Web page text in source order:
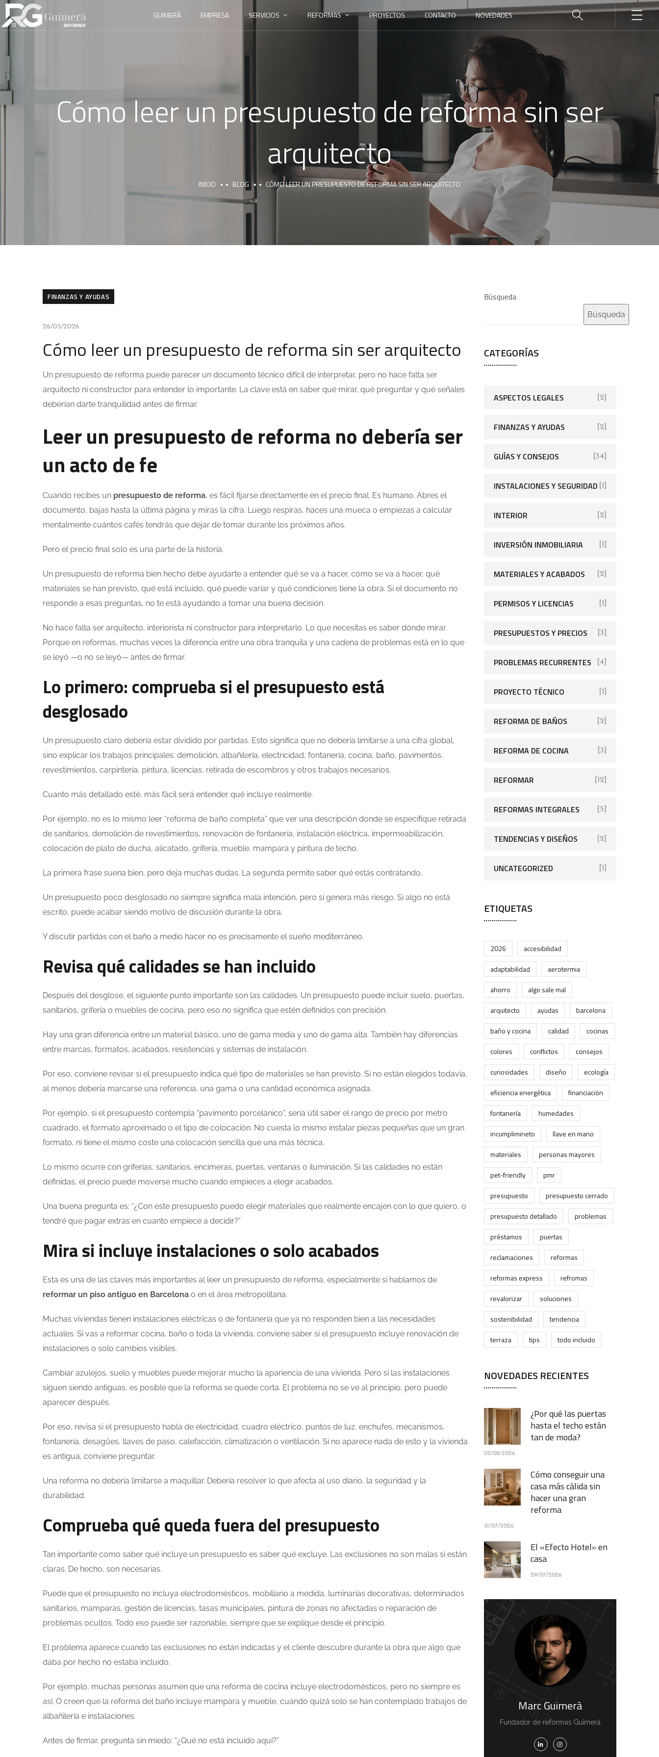
GUIMERÀ EMPRESA SERVICIOS REFORMAS PROYECTOS CONTACTO NOVEDADES
Cómo leer un presupuesto de reforma sin ser
arquitecto
INICIO BLOG CÓMO LEER UN PRESUPUESTO DE REFORMA SIN SER ARQUITECTO
FINANZAS Y AYUDAS
26/05/2026
Cómo leer un presupuesto de reforma sin ser arquitecto
Un presupuesto de reforma puede parecer un documento técnico difícil de interpretar, pero no hace falta ser
arquitecto ni constructor para entender lo importante. La clave está en saber qué mirar, qué preguntar y qué señales
deberían darte tranquilidad antes de firmar.
Leer un presupuesto de reforma no debería ser
un acto de fe
Cuando recibes un presupuesto de reforma, es fácil fijarse directamente en el precio final. Es humano. Abres el
documento, bajas hasta la última página y miras la cifra. Luego respiras, haces una mueca o empiezas a calcular
mentalmente cuántos cafés tendrás que dejar de tomar durante los próximos años.
Pero el precio final solo es una parte de la historia.
Un presupuesto de reforma bien hecho debe ayudarte a entender qué se va a hacer, cómo se va a hacer, qué
materiales se han previsto, qué está incluido, qué puede variar y qué condiciones tiene la obra. Si el documento no
responde a esas preguntas, no te está ayudando a tomar una buena decisión.
No hace falta ser arquitecto, interiorista ni constructor para interpretarlo. Lo que necesitas es saber dónde mirar.
Porque en reformas, muchas veces la diferencia entre una obra tranquila y una cadena de problemas está en lo que
se leyó —o no se leyó— antes de firmar.
Lo primero: comprueba si el presupuesto está
desglosado
Un presupuesto claro debería estar dividido por partidas. Esto significa que no debería limitarse a una cifra global,
sino explicar los trabajos principales: demolición, albañilería, electricidad, fontanería, cocina, baño, pavimentos,
revestimientos, carpintería, pintura, licencias, retirada de escombros y otros trabajos necesarios.
Cuanto más detallado esté, más fácil será entender qué incluye realmente.
Por ejemplo, no es lo mismo leer “reforma de baño completa” que ver una descripción donde se especifique retirada
de sanitarios, demolición de revestimientos, renovación de fontanería, instalación eléctrica, impermeabilización,
colocación de plato de ducha, alicatado, grifería, mueble, mampara y pintura de techo.
La primera frase suena bien, pero deja muchas dudas. La segunda permite saber qué estás contratando.
Un presupuesto poco desglosado no siempre significa mala intención, pero sí genera más riesgo. Si algo no está
escrito, puede acabar siendo motivo de discusión durante la obra.
Y discutir partidas con el baño a medio hacer no es precisamente el sueño mediterráneo.
Revisa qué calidades se han incluido
Después del desglose, el siguiente punto importante son las calidades. Un presupuesto puede incluir suelo, puertas,
sanitarios, grifería o muebles de cocina, pero eso no significa que estén definidos con precisión.
Hay una gran diferencia entre un material básico, uno de gama media y uno de gama alta. También hay diferencias
entre marcas, formatos, acabados, resistencias y sistemas de instalación.
Por eso, conviene revisar si el presupuesto indica qué tipo de materiales se han previsto. Si no están elegidos todavía,
al menos debería marcarse una referencia, una gama o una cantidad económica asignada.
Por ejemplo, si el presupuesto contempla “pavimento porcelánico”, sería útil saber el rango de precio por metro
cuadrado, el formato aproximado o el tipo de colocación. No cuesta lo mismo instalar piezas pequeñas que un gran
formato, ni tiene el mismo coste una colocación sencilla que una más técnica.
Lo mismo ocurre con griferías, sanitarios, encimeras, puertas, ventanas o iluminación. Si las calidades no están
definidas, el precio puede moverse mucho cuando empieces a elegir acabados.
Una buena pregunta es: “¿Con este presupuesto puedo elegir materiales que realmente encajen con lo que quiero, o
tendré que pagar extras en cuanto empiece a decidir?”
Mira si incluye instalaciones o solo acabados
Esta es una de las claves más importantes al leer un presupuesto de reforma, especialmente si hablamos de
reformar un piso antiguo en Barcelona o en el área metropolitana.
Muchas viviendas tienen instalaciones eléctricas o de fontanería que ya no responden bien a las necesidades
actuales. Si vas a reformar cocina, baño o toda la vivienda, conviene saber si el presupuesto incluye renovación de
instalaciones o solo cambios visibles.
Cambiar azulejos, suelo y muebles puede mejorar mucho la apariencia de una vivienda. Pero si las instalaciones
siguen siendo antiguas, es posible que la reforma se quede corta. El problema no se ve al principio, pero puede
aparecer después.
Por eso, revisa si el presupuesto habla de electricidad, cuadro eléctrico, puntos de luz, enchufes, mecanismos,
fontanería, desagües, llaves de paso, calefacción, climatización o ventilación. Si no aparece nada de esto y la vivienda
es antigua, conviene preguntar.
Una reforma no debería limitarse a maquillar. Debería resolver lo que afecta al uso diario, la seguridad y la
durabilidad.
Comprueba qué queda fuera del presupuesto
Tan importante como saber qué incluye un presupuesto es saber qué excluye. Las exclusiones no son malas si están
claras. De hecho, son necesarias.
Puede que el presupuesto no incluya electrodomésticos, mobiliario a medida, luminarias decorativas, determinados
sanitarios, mamparas, gestión de licencias, tasas municipales, pintura de zonas no afectadas o reparación de
problemas ocultos. Todo eso puede ser razonable, siempre que se explique desde el principio.
El problema aparece cuando las exclusiones no están indicadas y el cliente descubre durante la obra que algo que
daba por hecho no estaba incluido.
Por ejemplo, muchas personas asumen que una reforma de cocina incluye electrodomésticos, pero no siempre es
así. O creen que la reforma del baño incluye mampara y mueble, cuando quizá solo se han contemplado trabajos de
albañilería e instalaciones.
Antes de firmar, pregunta sin miedo: “¿Qué no está incluido aquí?”
Búsqueda
Búsqueda
CATEGORÍAS
ASPECTOS LEGALES [2]
FINANZAS Y AYUDAS [2]
GUÍAS Y CONSEJOS [34]
INSTALACIONES Y SEGURIDAD [1]
INTERIOR [2]
INVERSIÓN INMOBILIARIA [1]
MATERIALES Y ACABADOS [2]
PERMISOS Y LICENCIAS [1]
PRESUPUESTOS Y PRECIOS [3]
PROBLEMAS RECURRENTES [4]
PROYECTO TÉCNICO [1]
REFORMA DE BAÑOS [2]
REFORMA DE COCINA [3]
REFORMAR [12]
REFORMAS INTEGRALES [5]
TENDENCIAS Y DISEÑOS [2]
UNCATEGORIZED [1]
ETIQUETAS
2026
accesibilidad
adaptabilidad
aerotermia
ahorro
algo sale mal
arquitecto
ayudas
barcelona
baño y cocina
calidad
cocinas
colores
conflictos
consejos
curiosidades
diseño
ecología
eficiencia energética
financiación
fontanería
humedades
incumplimineto
llave en mano
materiales
personas mayores
pet-friendly
pmr
presupuesto
presupuesto cerrado
presupuesto detallado
problemas
préstamos
puertas
reclamaciones
reformas
reformas express
refromas
revalorizar
soluciones
sostenibilidad
tendencia
terraza
tips todo incluido
NOVEDADES RECIENTES
¿Por qué las puertas
hasta el techo están
tan de moda?
05/08/2026
Cómo conseguir una
casa más cálida sin
hacer una gran
reforma
31/07/2026
El «Efecto Hotel» en
casa
29/07/2026
Marc Guimerà
Fundador de reformas Guimerà